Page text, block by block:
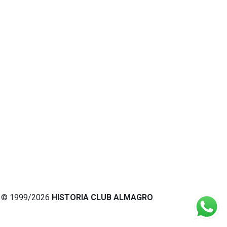
© 1999/2026 HISTORIA CLUB ALMAGRO